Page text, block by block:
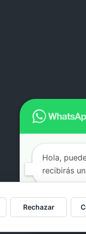
Hola,
recibirás
Rechazar